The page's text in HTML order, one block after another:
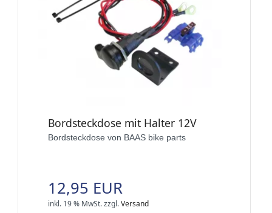
Bordsteckdose mit Halter 12V
Bordsteckdose von BAAS bike parts
12,95 EUR
inkl. 19 % MwSt.zzgl.Versand